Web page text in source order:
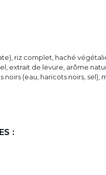
riz complet, haché
extrait de levure, arôme
noirs (eau, haricots noirs, sel),
: